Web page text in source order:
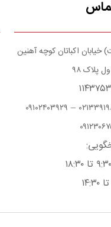
خیابان اکباتان کوچه آهنین
پلاک ۹۸
– ۰۹۱۰۲۴۰۳۹۲۹